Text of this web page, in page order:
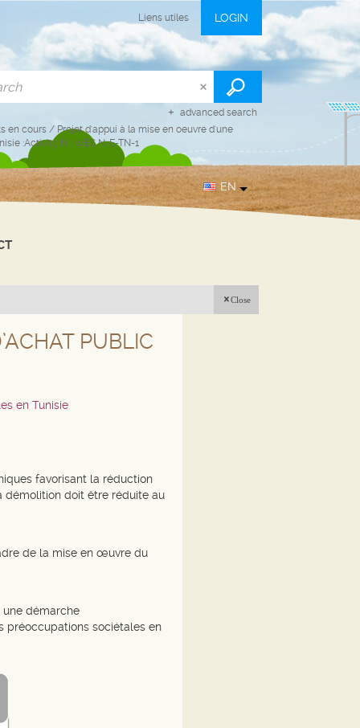
Liens utiles LOGIN
advanced search
en cours / Projet d'appui à la mise en oeuvre d'une
:Activity N°: WES N-E-TN-1
EN
Close
PUBLIC
en Tunisie
favorisant la réduction
démolition doit être réduite au
de la mise en œuvre du
démarche
préoccupations sociétales en